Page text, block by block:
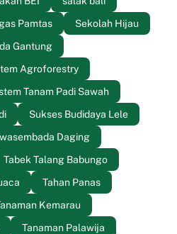
Pamtas
Sekolah Hijau
Gantung
Agroforestry
Tanam Padi Sawah
Sukses Budidaya Lele
Daging
Tabek Talang Babungo
Tahan Panas
Kemarau
Tanaman Palawija